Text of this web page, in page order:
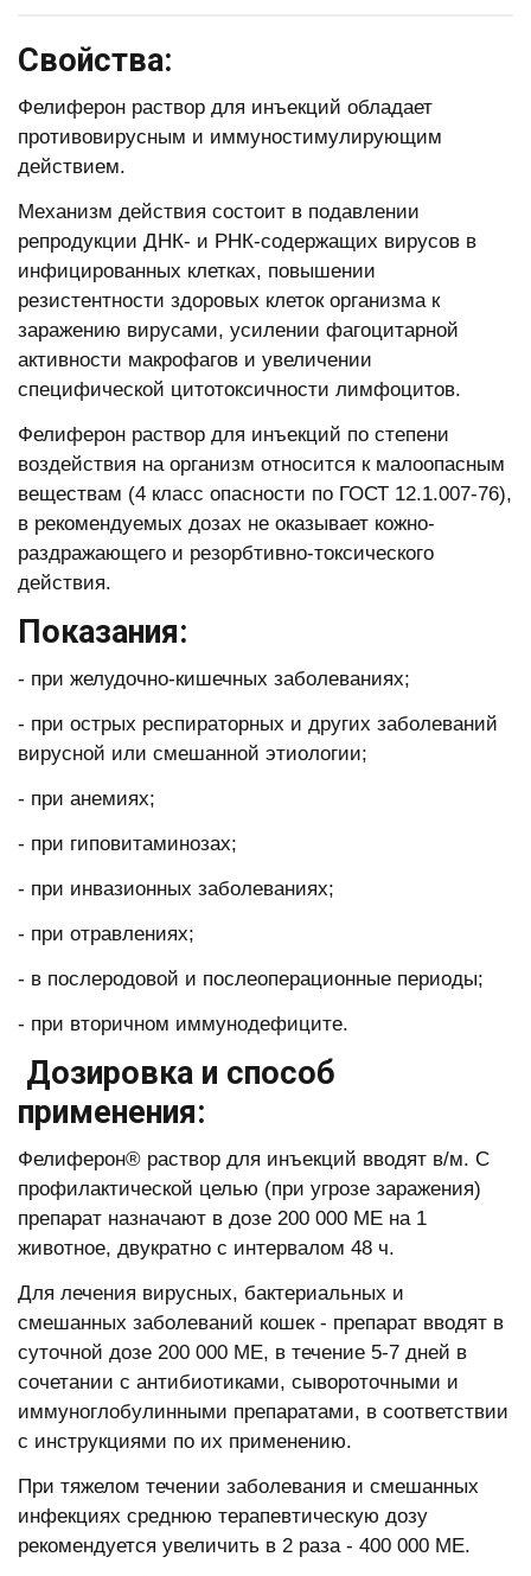
Свойства:
Фелиферон раствор для инъекций обладает
противовирусным и иммуностимулирующим
действием.
Механизм действия состоит в подавлении
репродукции ДНК- и РНК-содержащих вирусов в
инфицированных клетках, повышении
резистентности здоровых клеток организма к
заражению вирусами, усилении фагоцитарной
активности макрофагов и увеличении
специфической цитотоксичности лимфоцитов.
Фелиферон раствор для инъекций по степени
воздействия на организм относится к малоопасным
веществам (4 класс опасности по ГОСТ 12.1.007-76),
в рекомендуемых дозах не оказывает кожно-
раздражающего и резорбтивно-токсического
действия.
Показания:
- при желудочно-кишечных заболеваниях;
- при острых респираторных и других заболеваний
вирусной или смешанной этиологии;
- при анемиях;
- при гиповитаминозах;
- при инвазионных заболеваниях;
- при отравлениях;
- в послеродовой и послеоперационные периоды;
- при вторичном иммунодефиците.
Дозировка и способ
применения:
Фелиферон® раствор для инъекций вводят в/м. С
профилактической целью (при угрозе заражения)
препарат назначают в дозе 200 000 ME на 1
животное, двукратно с интервалом 48 ч.
Для лечения вирусных, бактериальных и
смешанных заболеваний кошек - препарат вводят в
суточной дозе 200 000 ME, в течение 5-7 дней в
сочетании с антибиотиками, сывороточными и
иммуноглобулинными препаратами, в соответствии
с инструкциями по их применению.
При тяжелом течении заболевания и смешанных
инфекциях среднюю терапевтическую дозу
рекомендуется увеличить в 2 раза - 400 000 ME.